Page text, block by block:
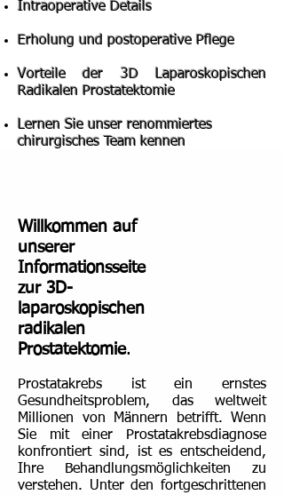
Intraoperative Details
Erholung und postoperative Pflege​
Vorteile der 3D Laparoskopischen
Radikalen Prostatektomie
Lernen Sie unser renommiertes
chirurgisches Team kennen
Willkommen auf
unserer
Informationsseite
zur 3D-
laparoskopischen
radikalen
Prostatektomie.
Prostatakrebs ist ein ernstes
Gesundheitsproblem, das weltweit
Millionen von Männern betrifft. Wenn
Sie mit einer Prostatakrebsdiagnose
konfrontiert sind, ist es entscheidend,
Ihre Behandlungsmöglichkeiten zu
verstehen. Unter den fortgeschrittenen